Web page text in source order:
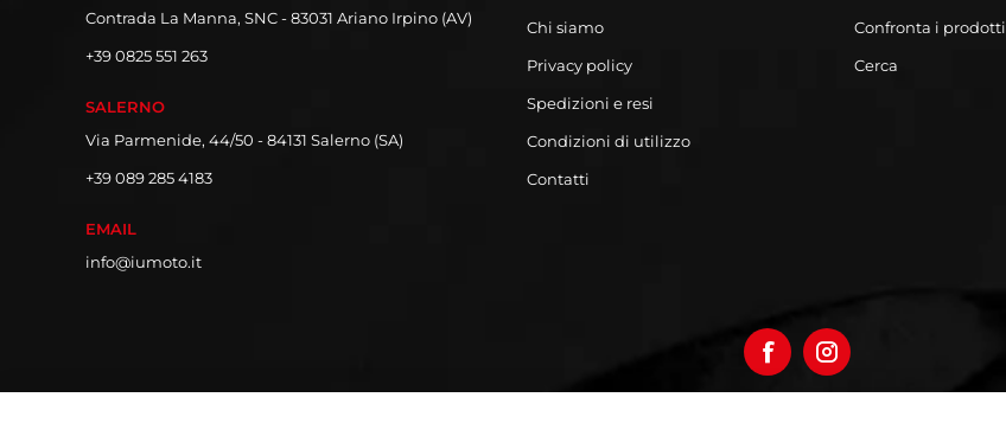
Contrada La Manna, SNC - 83031 Ariano Irpino (AV)
+39 0825 551 263
SALERNO
Via Parmenide, 44/50 - 84131 Salerno (SA)
+39 089 285 4183
EMAIL
info@iumoto.it
Chi siamo
Privacy policy
Spedizioni e resi
Condizioni di utilizzo
Contatti
Confronta i prodotti
Cerca